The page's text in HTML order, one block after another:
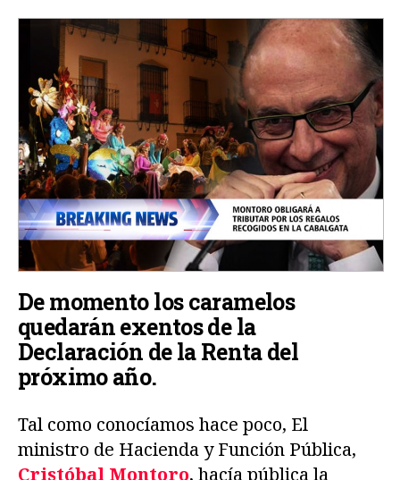
De momento los caramelos
quedarán exentos de la
Declaración de la Renta del
próximo año.
Tal como conocíamos hace poco, El
ministro de Hacienda y Función Pública,
Cristóbal Montoro, hacía pública la